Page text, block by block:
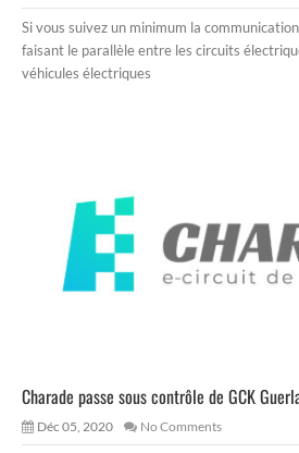
Si vous suivez un minimum la
faisant le parallèle entre les circuits
véhicules électriques
Charade passe sous contrôle de GCK
Déc 05, 2020 No Comments